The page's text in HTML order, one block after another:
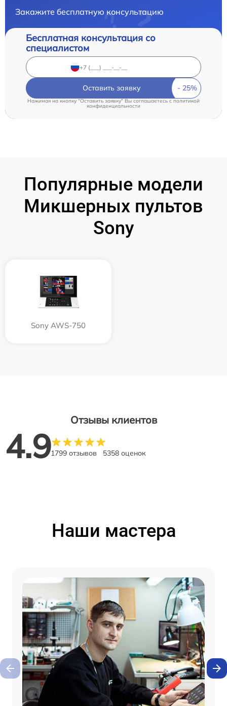
Закажите бесплатную консультацию
Бесплатная консультация со
специалистом
Оставить заявку
Нажимая на кнопку "Оставить заявку" Вы соглашаетесь cполитикой
конфиденциальности
Популярные модели
Микшерных пультов
Sony
Sony AWS-750
Отзывы клиентов
4.91799 отзывов 5358 оценок
Наши мастера